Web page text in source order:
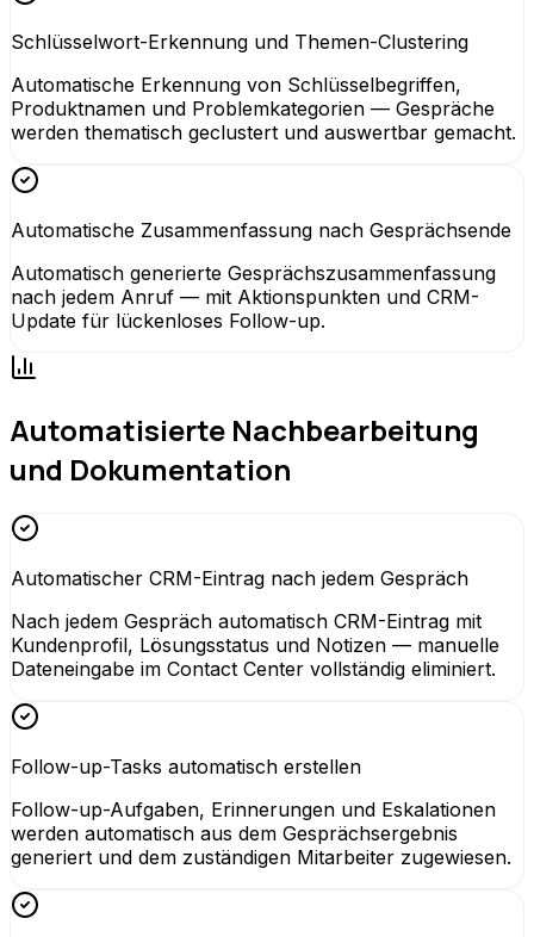
Schlüsselwort-Erkennung und Themen-Clustering
Automatische Erkennung von Schlüsselbegriffen,
Produktnamen und Problemkategorien — Gespräche
werden thematisch geclustert und auswertbar gemacht.
Automatische Zusammenfassung nach Gesprächsende
Automatisch generierte Gesprächszusammenfassung
nach jedem Anruf — mit Aktionspunkten und CRM-
Update für lückenloses Follow-up.
Automatisierte Nachbearbeitung
und Dokumentation
Automatischer CRM-Eintrag nach jedem Gespräch
Nach jedem Gespräch automatisch CRM-Eintrag mit
Kundenprofil, Lösungsstatus und Notizen — manuelle
Dateneingabe im Contact Center vollständig eliminiert.
Follow-up-Tasks automatisch erstellen
Follow-up-Aufgaben, Erinnerungen und Eskalationen
werden automatisch aus dem Gesprächsergebnis
generiert und dem zuständigen Mitarbeiter zugewiesen.